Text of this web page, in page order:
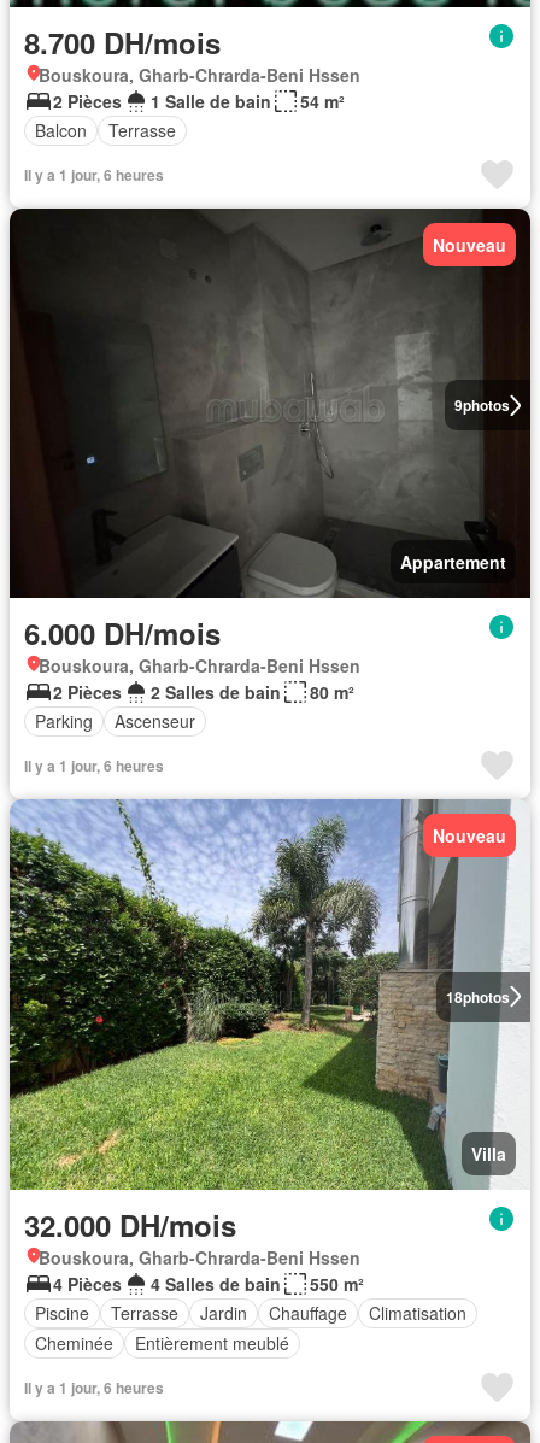
8.700 DH/mois
Bouskoura, Gharb-Chrarda-Beni Hssen
2 Pièces
1 Salle de bain
54 m²
Balcon
Terrasse
Il y a 1 jour, 6 heures
9photos
Nouveau
Appartement
6.000 DH/mois
Bouskoura, Gharb-Chrarda-Beni Hssen
2 Pièces
2 Salles de bain
80 m²
Parking
Ascenseur
Il y a 1 jour, 6 heures
18photos
Nouveau
Villa
32.000 DH/mois
Bouskoura, Gharb-Chrarda-Beni Hssen
4 Pièces
4 Salles de bain
550 m²
Piscine
Terrasse Jardin Chauffage
Climatisation
Cheminée
Entièrement meublé
Il y a 1 jour, 6 heures